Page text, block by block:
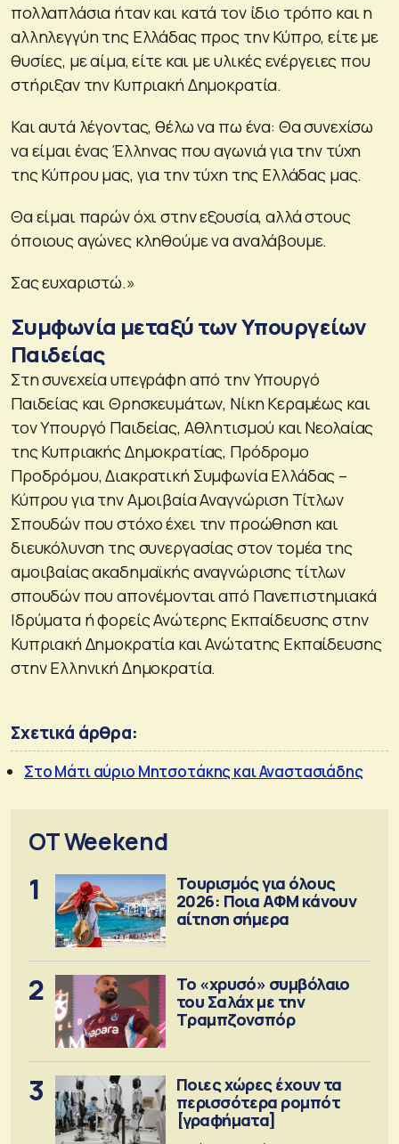
πολλαπλάσια ήταν και κατά τον ίδιο τρόπο και η
αλληλεγγύη της Ελλάδας προς την Κύπρο, είτε με
θυσίες, με αίμα, είτε και με υλικές ενέργειες που
στήριξαν την Κυπριακή Δημοκρατία.
Και αυτά λέγοντας, θέλω να πω ένα: Θα συνεχίσω
να είμαι ένας Έλληνας που αγωνιά για την τύχη
της Κύπρου μας, για την τύχη της Ελλάδας μας.
Θα είμαι παρών όχι στην εξουσία, αλλά στους
όποιους αγώνες κληθούμε να αναλάβουμε.
Σας ευχαριστώ.»
Συμφωνία μεταξύ των Υπουργείων
Παιδείας
Στη συνεχεία υπεγράφη από την Υπουργό
Παιδείας και Θρησκευμάτων, Νίκη Κεραμέως και
τον Υπουργό Παιδείας, Αθλητισμού και Νεολαίας
της Κυπριακής Δημοκρατίας, Πρόδρομο
Προδρόμου, Διακρατική Συμφωνία Ελλάδας –
Κύπρου για την Αμοιβαία Αναγνώριση Τίτλων
Σπουδών που στόχο έχει την προώθηση και
διευκόλυνση της συνεργασίας στον τομέα της
αμοιβαίας ακαδημαϊκής αναγνώρισης τίτλων
σπουδών που απονέμονται από Πανεπιστημιακά
Ιδρύματα ή φορείς Ανώτερης Εκπαίδευσης στην
Κυπριακή Δημοκρατία και Ανώτατης Εκπαίδευσης
στην Ελληνική Δημοκρατία.
Σχετικά άρθρα:
Στο Μάτι αύριο Μητσοτάκης και Αναστασιάδης
OT Weekend
1
Τουρισμός για όλους
2026: Ποια ΑΦΜ κάνουν
αίτηση σήμερα
2
Το «χρυσό» συμβόλαιο
του Σαλάχ με την
Τραμπζονσπόρ
3
Ποιες χώρες έχουν τα
περισσότερα ρομπότ
[γραφήματα]